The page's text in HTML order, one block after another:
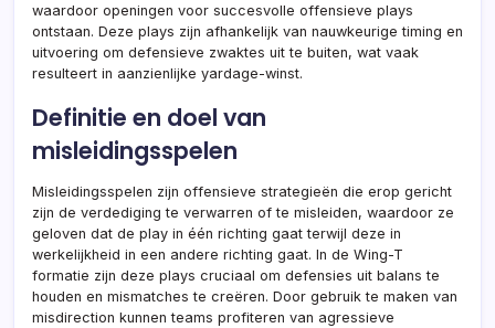
waardoor openingen voor succesvolle offensieve plays
ontstaan. Deze plays zijn afhankelijk van nauwkeurige timing en
uitvoering om defensieve zwaktes uit te buiten, wat vaak
resulteert in aanzienlijke yardage-winst.
Definitie en doel van
misleidingsspelen
Misleidingsspelen zijn offensieve strategieën die erop gericht
zijn de verdediging te verwarren of te misleiden, waardoor ze
geloven dat de play in één richting gaat terwijl deze in
werkelijkheid in een andere richting gaat. In de Wing-T
formatie zijn deze plays cruciaal om defensies uit balans te
houden en mismatches te creëren. Door gebruik te maken van
misdirection kunnen teams profiteren van agressieve